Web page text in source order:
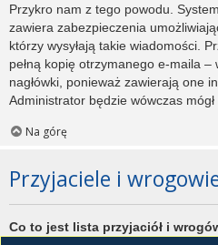
Przykro nam z tego powodu.
zawiera zabezpieczenia
którzy wysyłają takie wiadomości.
pełną kopię otrzymanego e-maila –
nagłówki, ponieważ zawierają one
Administrator będzie wówczas
Na górę
Przyjaciele i
Co to jest lista przyjaciół i